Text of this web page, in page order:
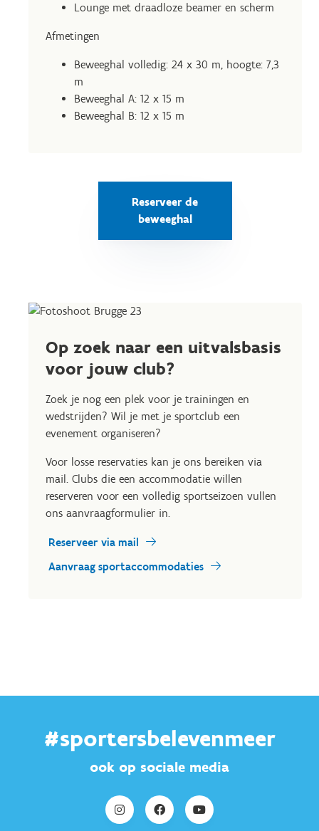
Lounge met draadloze beamer en scherm
Afmetingen
Beweeghal volledig: 24 x 30 m, hoogte: 7,3
m
Beweeghal A: 12 x 15 m
Beweeghal B: 12 x 15 m
Reserveer de
beweeghal
Op zoek naar een uitvalsbasis
voor jouw club?
Zoek je nog een plek voor je trainingen en
wedstrijden? Wil je met je sportclub een
evenement organiseren?
Voor losse reservaties kan je ons bereiken via
mail. Clubs die een accommodatie willen
reserveren voor een volledig sportseizoen vullen
ons aanvraagformulier in.
Reserveer via mail
Aanvraag sportaccommodaties
#sportersbelevenmeer
ook op sociale media